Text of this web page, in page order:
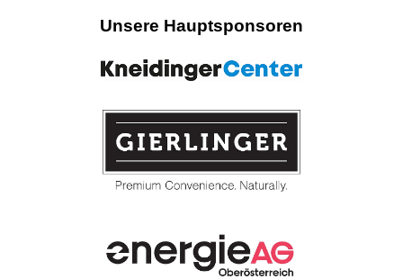
Unsere Hauptsponsoren